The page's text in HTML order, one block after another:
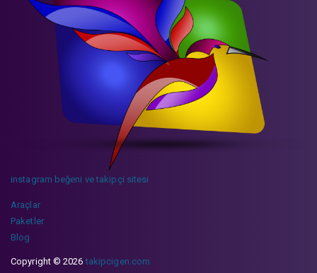
instagram beğeni ve takipçi sitesi
Araçlar
Paketler
Blog
Copyright © 2026takipcigen.com